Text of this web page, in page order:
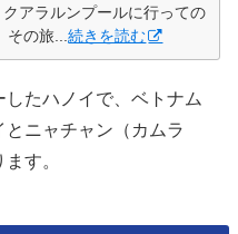
アラルンプールに行っての
その旅...続きを読む
たハノイで、ベトナム
ニャチャン（カムラ
す。